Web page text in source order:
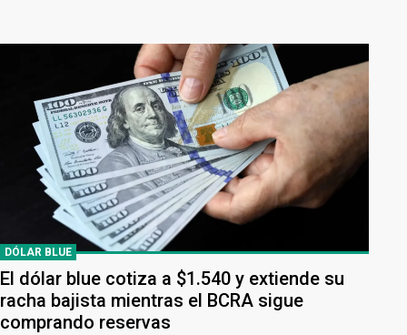
DÓLAR BLUE
El dólar blue cotiza a $1.540 y extiende su
racha bajista mientras el BCRA sigue
comprando reservas